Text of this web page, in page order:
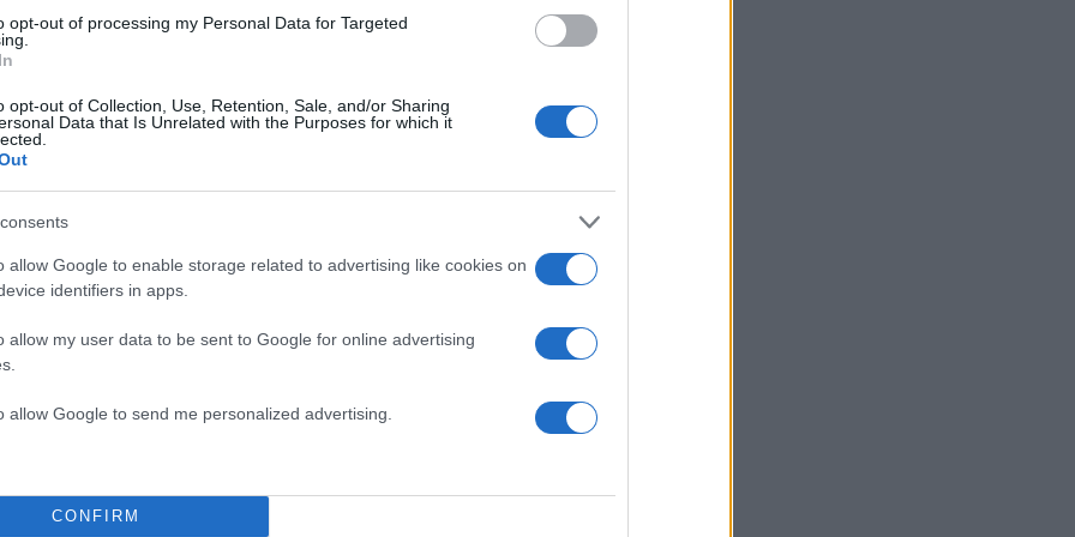
opt-out of processing my Personal Data for Targeted
opt-out of Collection, Use, Retention, Sale, and/or Sharing
Data that Is Unrelated with the Purposes for which it
allow Google to enable storage related to advertising like cookies on
identifiers in apps.
allow my user data to be sent to Google for online advertising
allow Google to send me personalized advertising.
CONFIRM
παρέμεινε στο εσωτερικό του πλοίου,